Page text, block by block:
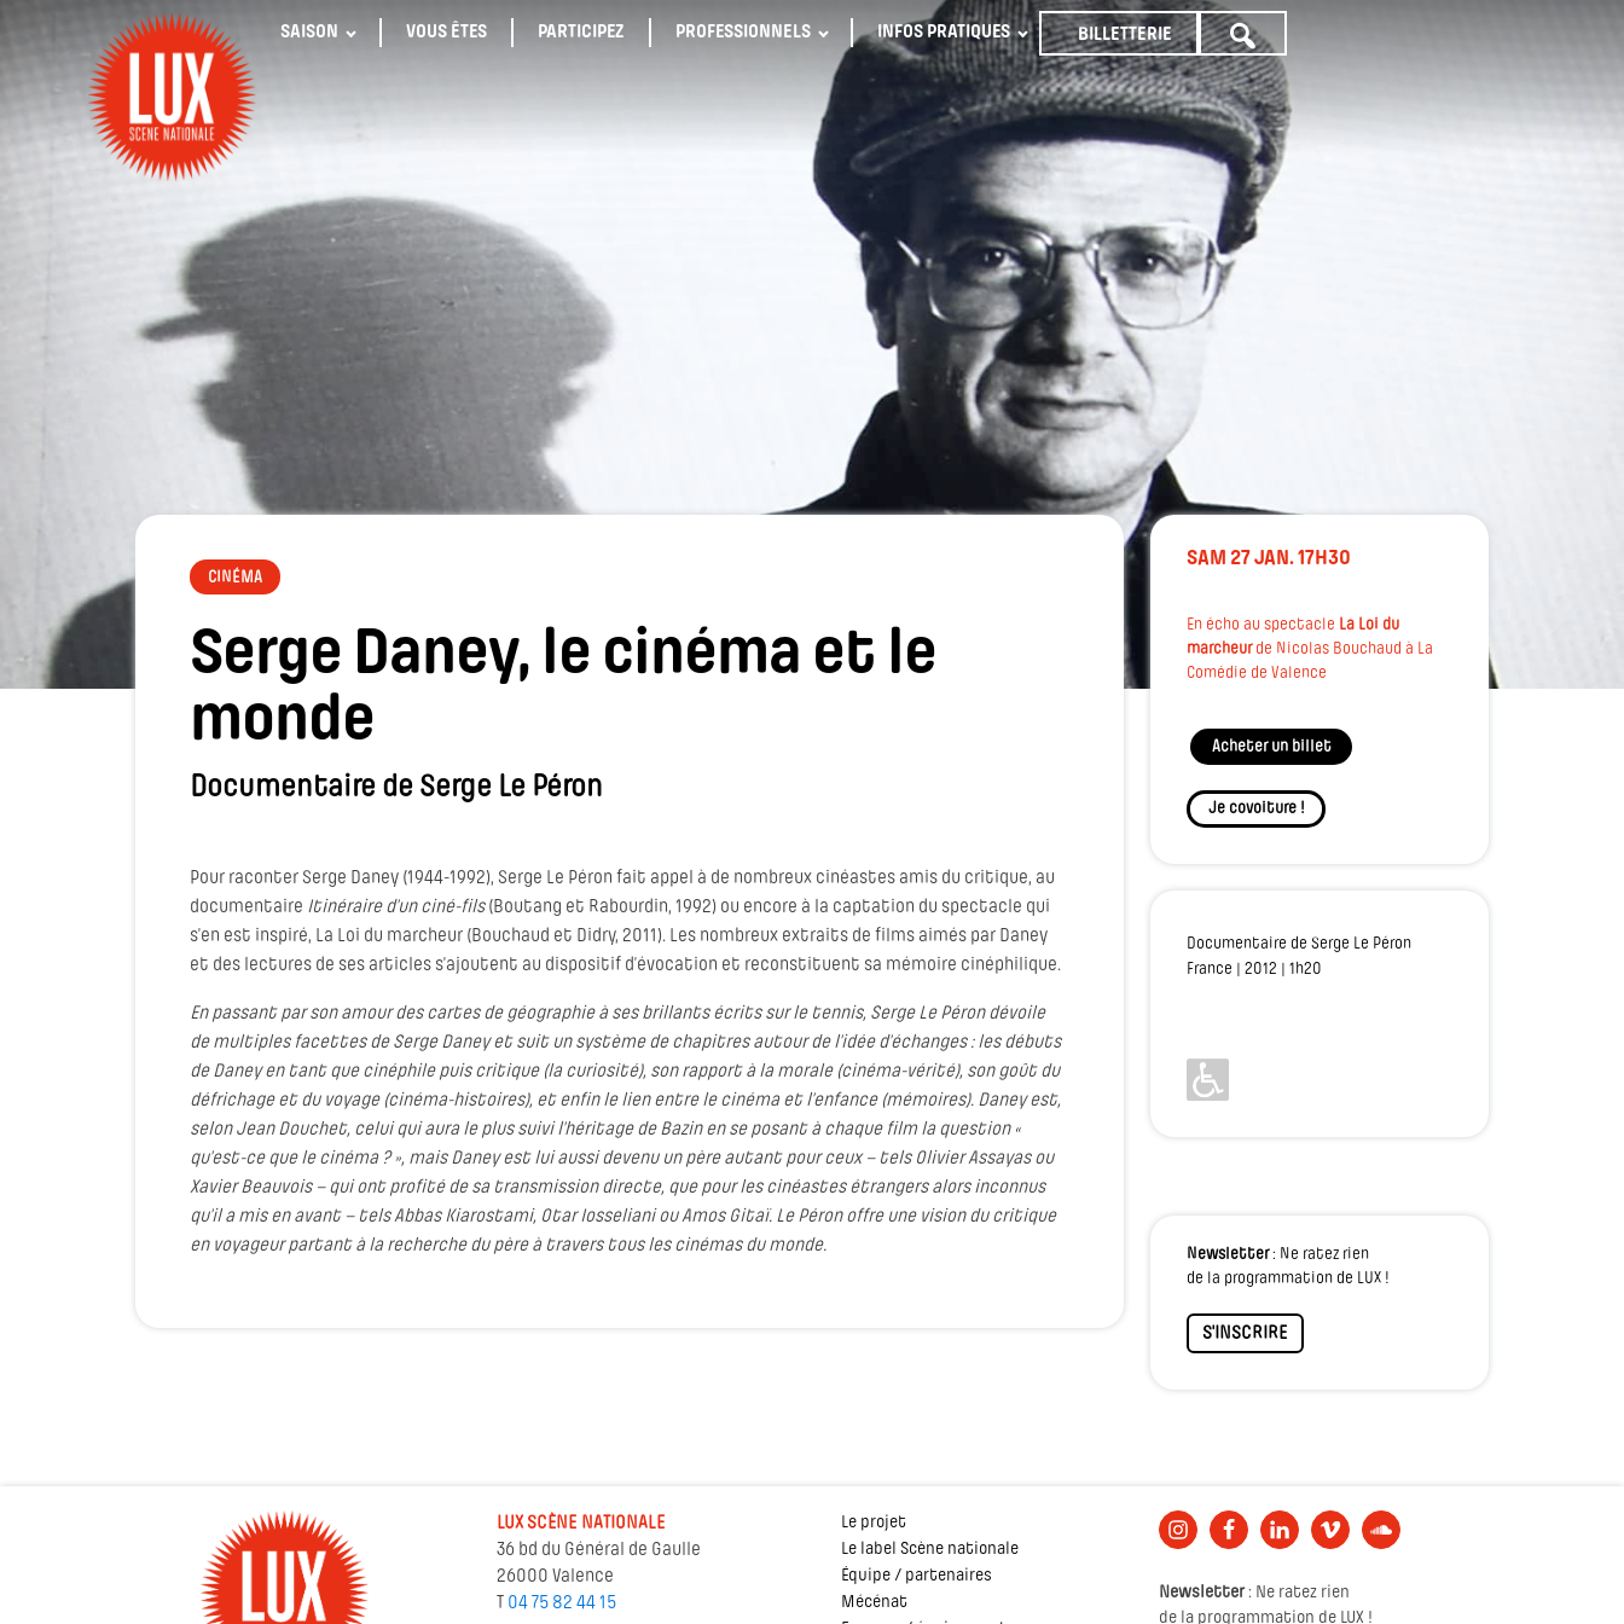
SAISON VOUS ÊTES PARTICIPEZ PROFESSIONNELS INFOS PRATIQUES BILLETTERIE
TOUTE
LA
PROGRAMMATION
CINÉMA
Serge Daney, le cinéma et le
monde
Documentaire de Serge Le Péron
Pour raconter Serge Daney (1944-1992), Serge Le Péron fait appel à de nombreux cinéastes amis du critique, au
documentaire Itinéraire d’un ciné-fils(Boutang et Rabourdin, 1992) ou encore à la captation du spectacle qui
s’en est inspiré, La Loi du marcheur (Bouchaud et Didry, 2011). Les nombreux extraits de films aimés par Daney
et des lectures de ses articles s’ajoutent au dispositif d’évocation et reconstituent sa mémoire cinéphilique.
En passant par son amour des cartes de géographie à ses brillants écrits sur le tennis, Serge Le Péron dévoile
de multiples facettes de Serge Daney et suit un système de chapitres autour de l’idée d’échanges : les débuts
de Daney en tant que cinéphile puis critique (la curiosité), son rapport à la morale (cinéma-vérité), son goût du
défrichage et du voyage (cinéma-histoires), et enfin le lien entre le cinéma et l’enfance (mémoires). Daney est,
selon Jean Douchet, celui qui aura le plus suivi l’héritage de Bazin en se posant à chaque film la question «
qu’est-ce que le cinéma ? », mais Daney est lui aussi devenu un père autant pour ceux – tels Olivier Assayas ou
Xavier Beauvois – qui ont profité de sa transmission directe, que pour les cinéastes étrangers alors inconnus
qu’il a mis en avant – tels Abbas Kiarostami, Otar Iosseliani ou Amos Gitaï. Le Péron offre une vision du critique
en voyageur partant à la recherche du père à travers tous les cinémas du monde.
SAM 27 JAN. 17H30
En écho au spectacle La Loi du
marcheurde Nicolas Bouchaud à La
Comédie de Valence
Acheter un billet
Je covoiture !
Documentaire de Serge Le Péron
France | 2012 | 1h20
Newsletter: Ne ratez rien
de la programmation de LUX !
S'INSCRIRE
LUX SCÈNE NATIONALE
36 bd du Général de Gaulle
26000 Valence
T 04 75 82 44 15
Le projet
Le label Scène nationale
Équipe / partenaires
Mécénat
Newsletter: Ne ratez rien
de la programmation de LUX !